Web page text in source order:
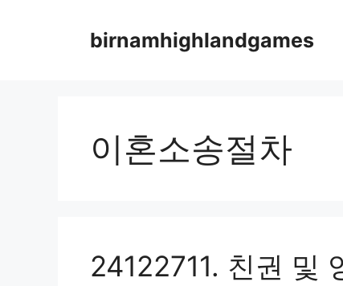
birnamhighlandgames
이혼소송절차
24122711. 친권 및